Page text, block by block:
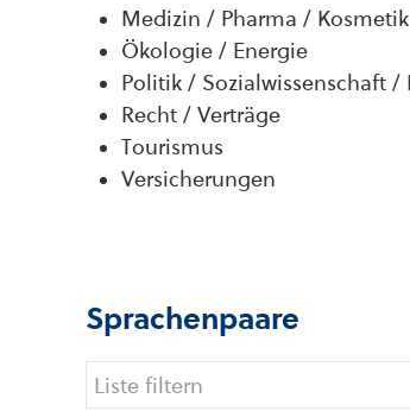
Medizin / Pharma / Kosmetik
Ökologie / Energie
Politik / Sozialwissenschaft /
Recht / Verträge
Tourismus
Versicherungen
Sprachenpaare